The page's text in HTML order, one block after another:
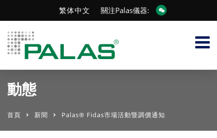
繁体中文 關注Palas儀器:
動態
首頁 新聞 Palas® Fidas市場活動暨調價通知